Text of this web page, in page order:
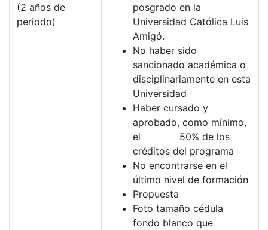
(2 años de
periodo)
posgrado en la
Universidad Católica Luis
Amigó.
No haber sido
sancionado académica o
disciplinariamente en esta
Universidad
Haber cursado y
aprobado, como mínimo,
el 50% de los
créditos del programa
No encontrarse en el
último nivel de formación
Propuesta
Foto tamaño cédula
fondo blanco que